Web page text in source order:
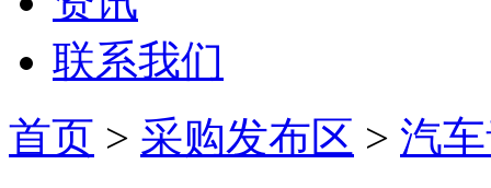
联系我们
首页 > 采购发布区 > 汽